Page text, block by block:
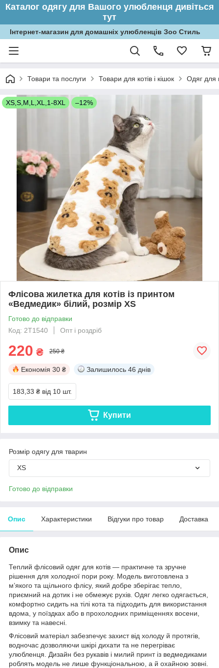
Каталог одягу для Вашого улюбленця дивіться
тут
Інтернет-магазин для домашніх улюбленців Зоо Стиль
Товари та послуги Товари для котів і кішок Одяг для
XS,S,M,L,XL,1-8XL –12%
Флісова жилетка для котів із принтом
«Ведмедик» білий, розмір XS
Готово до відправки
Код: 2T1540
Опт і роздріб
220 ₴ 250 ₴
Економія 30 ₴ Залишилось 46 днів
183,33 ₴ від 10 шт.
Купити
Розмір одягу для тварин
XS
Готово до відправки
Опис Характеристики Відгуки про товар Доставка
Опис
Теплий флісовий одяг для котів — практичне та зручне
рішення для холодної пори року. Модель виготовлена з
м’якого та щільного флісу, який добре зберігає тепло,
приємний на дотик і не обмежує рухів. Одяг легко одягається,
комфортно сидить на тілі кота та підходить для використання
вдома, у поїздках або в прохолодних приміщеннях восени,
взимку та навесні.
Флісовий матеріал забезпечує захист від холоду й протягів,
водночас дозволяючи шкірі дихати та не перегріває
улюбленця. Дизайн без рукавів і милий принт із ведмедиками
роблять модель не лише функціональною, а й охайною зовні.